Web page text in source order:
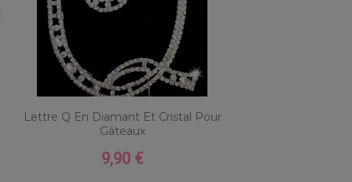
Lettre Q En Diamant Et Cristal Pour
Gâteaux
Prix
9,90 €